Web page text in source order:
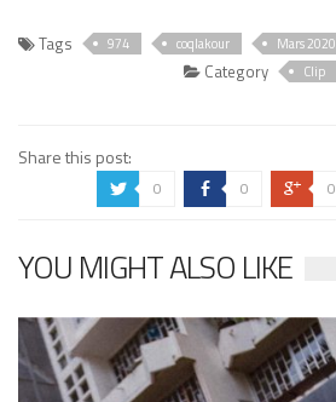
Tags 974 coqlakour Mars 2020
Category Clip
Share this post:
a 0 b 0 c 0
YOU MIGHT ALSO LIKE